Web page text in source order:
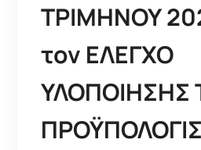
ΤΡΙΜΗΝΟΥ
τον ΕΛΕΓΧΟ
ΥΛΟΠΟΙΗΣΗΣ